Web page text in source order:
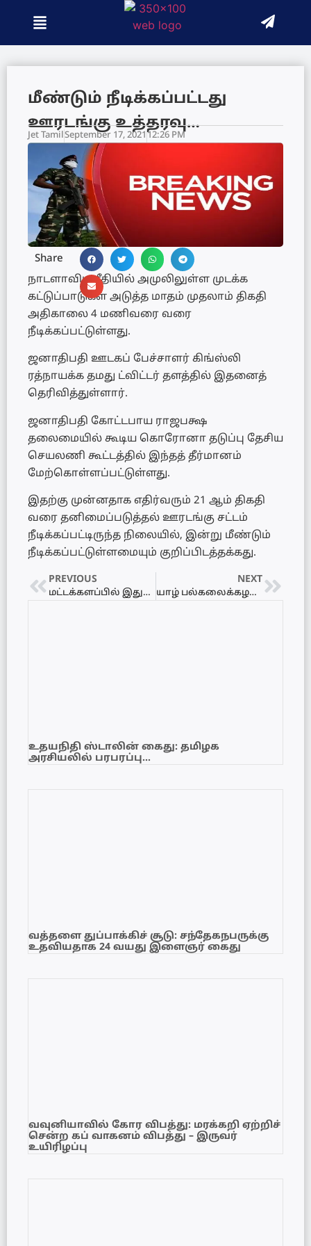
மீண்டும் நீடிக்கப்பட்டது
ஊரடங்கு உத்தரவு…
Jet TamilSeptember 17, 202112:26 PM
Share
நாடளாவிய ரீதியில் அமுலிலுள்ள முடக்க
கட்டுப்பாடுகள் அடுத்த மாதம் முதலாம் திகதி
அதிகாலை 4 மணிவரை வரை
நீடிக்கப்பட்டுள்ளது.
ஜனாதிபதி ஊடகப் பேச்சாளர் கிங்ஸ்லி
ரத்நாயக்க தமது ட்விட்டர் தளத்தில் இதனைத்
தெரிவித்துள்ளார்.
ஜனாதிபதி கோட்டபாய ராஜபக்ஷ
தலைமையில் கூடிய கொரோனா தடுப்பு தேசிய
செயலணி கூட்டத்தில் இந்தத் தீர்மானம்
மேற்கொள்ளப்பட்டுள்ளது.
இதற்கு முன்னதாக எதிர்வரும் 21 ஆம் திகதி
வரை தனிமைப்படுத்தல் ஊரடங்கு சட்டம்
நீடிக்கப்பட்டிருந்த நிலையில், இன்று மீண்டும்
நீடிக்கப்பட்டுள்ளமையும் குறிப்பிடத்தக்கது.
PREVIOUS
மட்டக்களப்பில் இதுவரையில் 2 ஆயிரத்து 850 கொரோனா சடலங்கள் அடக்கம்
NEXT
யாழ் பல்கலைக்கழக மாணவன் மரணம் குறித்து விசாரணை ஆரம்பம்…
உதயநிதி ஸ்டாலின் கைது: தமிழக
அரசியலில் பரபரப்பு…
வத்தளை துப்பாக்கிச் சூடு: சந்தேகநபருக்கு
உதவியதாக 24 வயது இளைஞர் கைது
வவுனியாவில் கோர விபத்து: மரக்கறி ஏற்றிச்
சென்ற கப் வாகனம் விபத்து – இருவர்
உயிரிழப்பு